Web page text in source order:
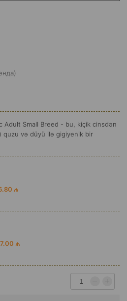
Adult Small Breed - bu, kiçik cinsdən
quzu və düyü ilə gigiyenik bir
₼
₼